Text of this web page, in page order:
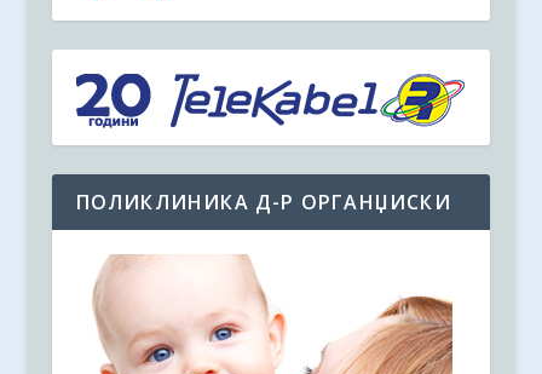
ПОЛИКЛИНИКА Д-Р ОРГАНЏИСКИ